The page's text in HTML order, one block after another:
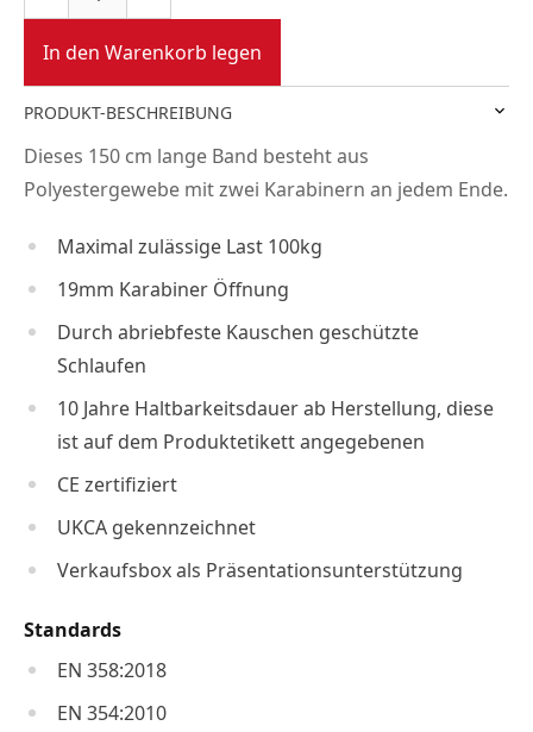
In den Warenkorb legen
PRODUKT-BESCHREIBUNG
Dieses 150 cm lange Band besteht aus
Polyestergewebe mit zwei Karabinern an jedem Ende.
Maximal zulässige Last 100kg
19mm Karabiner Öffnung
Durch abriebfeste Kauschen geschützte
Schlaufen
10 Jahre Haltbarkeitsdauer ab Herstellung, diese
ist auf dem Produktetikett angegebenen
CE zertifiziert
UKCA gekennzeichnet
Verkaufsbox als Präsentationsunterstützung
Standards
EN 358:2018
EN 354:2010